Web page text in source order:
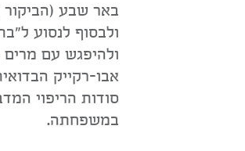
באר שבע
ולבסוף לנסוע
ולהיפגש עם
אבו-רקייק
סודות הריפוי
במשפחתה.